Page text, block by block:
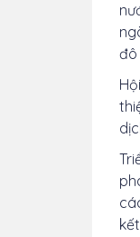
đô